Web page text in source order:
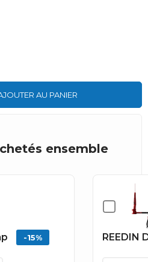
AU PANIER
ensemble
-15% REEDIN